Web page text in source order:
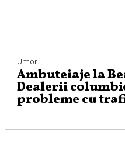
Umor
Ambuteiaje la
Dealerii
probleme cu